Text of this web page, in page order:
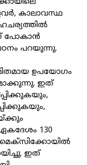
കാലാവസ്ഥ
പോകാൻ
പറയുന്നു.
ഉപയോ​ഗം
ഇത്
130
ഇത്